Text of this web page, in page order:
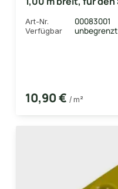
Art-Nr. 00083001
Verfügbar unbegrenzt
10,90 € / m²